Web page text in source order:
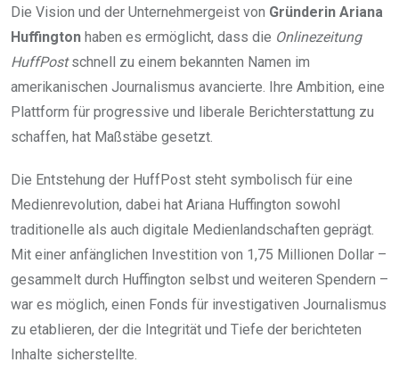
Die Vision und der Unternehmergeist von Gründerin Ariana
Huffington haben es ermöglicht, dass die Onlinezeitung
HuffPostschnell zu einem bekannten Namen im
amerikanischen Journalismus avancierte. Ihre Ambition, eine
Plattform für progressive und liberale Berichterstattung zu
schaffen, hat Maßstäbe gesetzt.
Die Entstehung der HuffPost steht symbolisch für eine
Medienrevolution, dabei hat Ariana Huffington sowohl
traditionelle als auch digitale Medienlandschaften geprägt.
Mit einer anfänglichen Investition von 1,75 Millionen Dollar –
gesammelt durch Huffington selbst und weiteren Spendern –
war es möglich, einen Fonds für investigativen Journalismus
zu etablieren, der die Integrität und Tiefe der berichteten
Inhalte sicherstellte.